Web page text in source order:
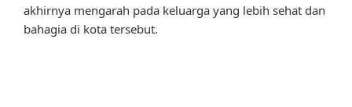
akhirnya mengarah pada keluarga yang lebih sehat dan
bahagia di kota tersebut.